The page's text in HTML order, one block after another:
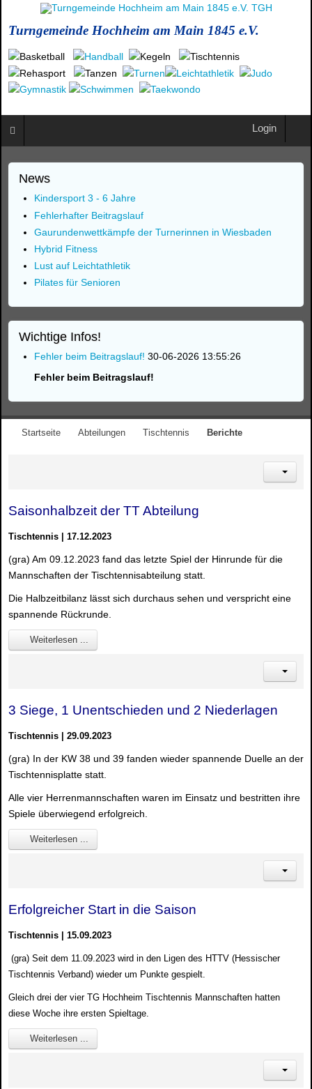
Turngemeinde Hochheim am Main 1845 e.V.
Login
News
Kindersport 3 - 6 Jahre
Fehlerhafter Beitragslauf
Gaurundenwettkämpfe der Turnerinnen in Wiesbaden
Hybrid Fitness
Lust auf Leichtathletik
Pilates für Senioren
Wichtige Infos!
Fehler beim Beitragslauf! 30-06-2026 13:55:26
Fehler beim Beitragslauf!
Startseite Abteilungen Tischtennis Berichte
Saisonhalbzeit der TT Abteilung
Tischtennis | 17.12.2023
(gra) Am 09.12.2023 fand das letzte Spiel der Hinrunde für die
Mannschaften der Tischtennisabteilung statt.
Die Halbzeitbilanz lässt sich durchaus sehen und verspricht eine
spannende Rückrunde.
Weiterlesen ...
3 Siege, 1 Unentschieden und 2 Niederlagen
Tischtennis | 29.09.2023
(gra) In der KW 38 und 39 fanden wieder spannende Duelle an der
Tischtennisplatte statt.
Alle vier Herrenmannschaften waren im Einsatz und bestritten ihre
Spiele überwiegend erfolgreich.
Weiterlesen ...
Erfolgreicher Start in die Saison
Tischtennis | 15.09.2023
(gra) Seit dem 11.09.2023 wird in den Ligen des HTTV (Hessischer
Tischtennis Verband) wieder um Punkte gespielt.
Gleich drei der vier TG Hochheim Tischtennis Mannschaften hatten
diese Woche ihre ersten Spieltage.
Weiterlesen ...